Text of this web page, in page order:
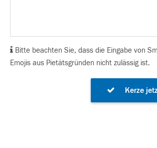
Bitte beachten Sie, dass die Eingabe von
Emojis aus Pietätsgründen nicht zulässig ist.
Kerze